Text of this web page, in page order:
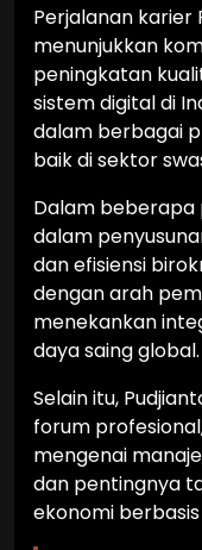
Perjalanan karier
menunjukkan
peningkatan
sistem digital di
dalam berbagai
baik di sektor
Dalam beberapa
dalam
dan efisiensi
dengan arah
menekankan
daya saing global.
Selain itu,
forum
mengenai
dan pentingnya
ekonomi